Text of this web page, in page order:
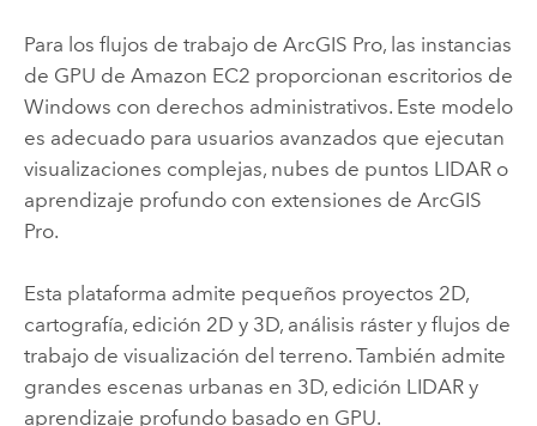
Para los flujos de trabajo de ArcGIS Pro, las instancias
de GPU de Amazon EC2 proporcionan escritorios de
Windows con derechos administrativos. Este modelo
es adecuado para usuarios avanzados que ejecutan
visualizaciones complejas, nubes de puntos LIDAR o
aprendizaje profundo con extensiones de ArcGIS
Pro.
Esta plataforma admite pequeños proyectos 2D,
cartografía, edición 2D y 3D, análisis ráster y flujos de
trabajo de visualización del terreno. También admite
grandes escenas urbanas en 3D, edición LIDAR y
aprendizaje profundo basado en GPU.